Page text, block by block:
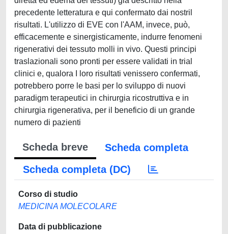
precedente letteratura e qui confermato dai nostril
risultati. L'utilizzo di EVE con l'AAM, invece, può,
efficacemente e sinergisticamente, indurre fenomeni
rigenerativi dei tessuto molli in vivo. Questi principi
traslazionali sono pronti per essere validati in trial
clinici e, qualora I loro risultati venissero confermati,
potrebbero porre le basi per lo sviluppo di nuovi
paradigm terapeutici in chirurgia ricostruttiva e in
chirurgia rigenerativa, per il beneficio di un grande
numero di pazienti
Scheda breve
Scheda completa
Scheda completa (DC)
Corso di studio
MEDICINA MOLECOLARE
Data di pubblicazione